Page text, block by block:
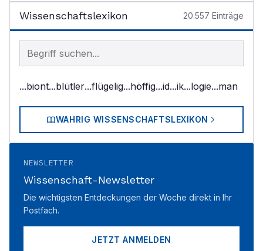
Wissenschaftslexikon 20.557 Einträge
Begriff im Lexikon suchen
...biont...blütler...flügelig...höffig...id...ik...logie...man
WAHRIG WISSENSCHAFTSLEXIKON
NEWSLETTER
Wissenschaft-Newsletter
Die wichtigsten Entdeckungen der Woche direkt in Ihr
Postfach.
JETZT ANMELDEN